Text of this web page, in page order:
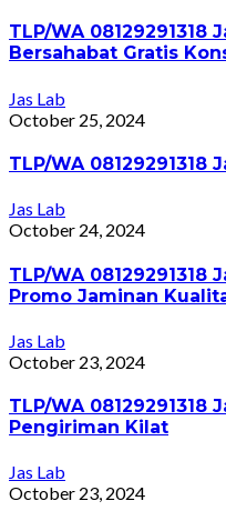
TLP/WA 08129291318
Bersahabat Gratis
Jas Lab
October 25, 2024
TLP/WA 08129291318
Jas Lab
October 24, 2024
TLP/WA 08129291318
Promo Jaminan
Jas Lab
October 23, 2024
TLP/WA 08129291318
Pengiriman Kilat
Jas Lab
October 23, 2024